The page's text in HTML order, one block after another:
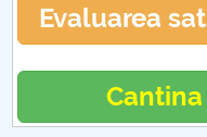
Evaluarea